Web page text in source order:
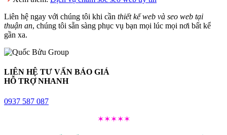
Liên hệ ngay với chúng tôi khi cần thiết kế web và seo web tại
thuận an, chúng tôi sẵn sàng phục vụ bạn mọi lúc mọi nơi bất kể
gần xa.
LIÊN HỆ TƯ VẤN BÁO GIÁ
HỖ TRỢ NHANH
0937 587 087
✶✶✶✶✶